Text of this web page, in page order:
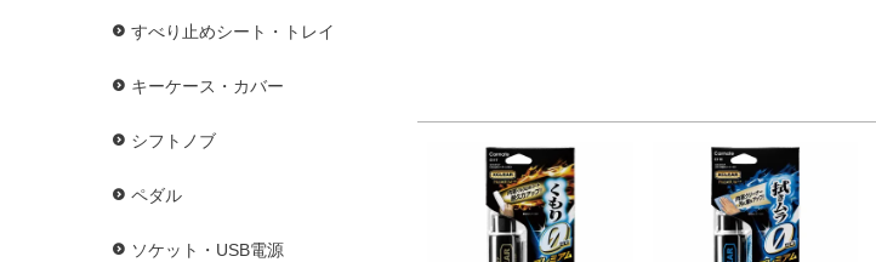
すべり止めシート・トレイ
キーケース・カバー
シフトノブ
ペダル
ソケット・USB電源